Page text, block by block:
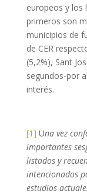
europeos y los
primeros son
municipios de
de CER
(5,2%), Sant
segundos-por
interés.
[1] Una vez conf
importantes
listados y
intencionados
estudios